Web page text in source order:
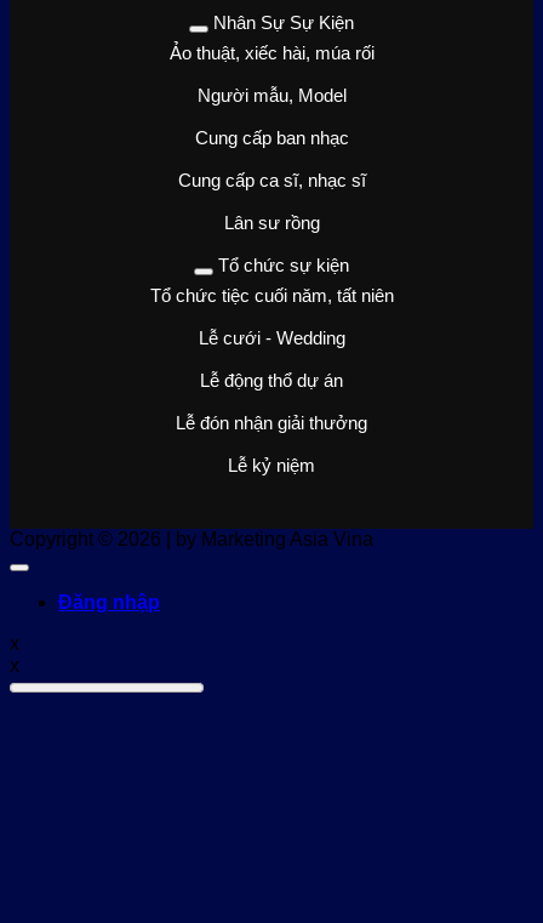
Nhân Sự Sự Kiện
Ảo thuật, xiếc hài, múa rối
Người mẫu, Model
Cung cấp ban nhạc
Cung cấp ca sĩ, nhạc sĩ
Lân sư rồng
Tổ chức sự kiện
Tổ chức tiệc cuối năm, tất niên
Lễ cưới - Wedding
Lễ động thổ dự án
Lễ đón nhận giải thưởng
Lễ kỷ niệm
Copyright © 2026 | by Marketing Asia Vina
Đăng nhập
x
x